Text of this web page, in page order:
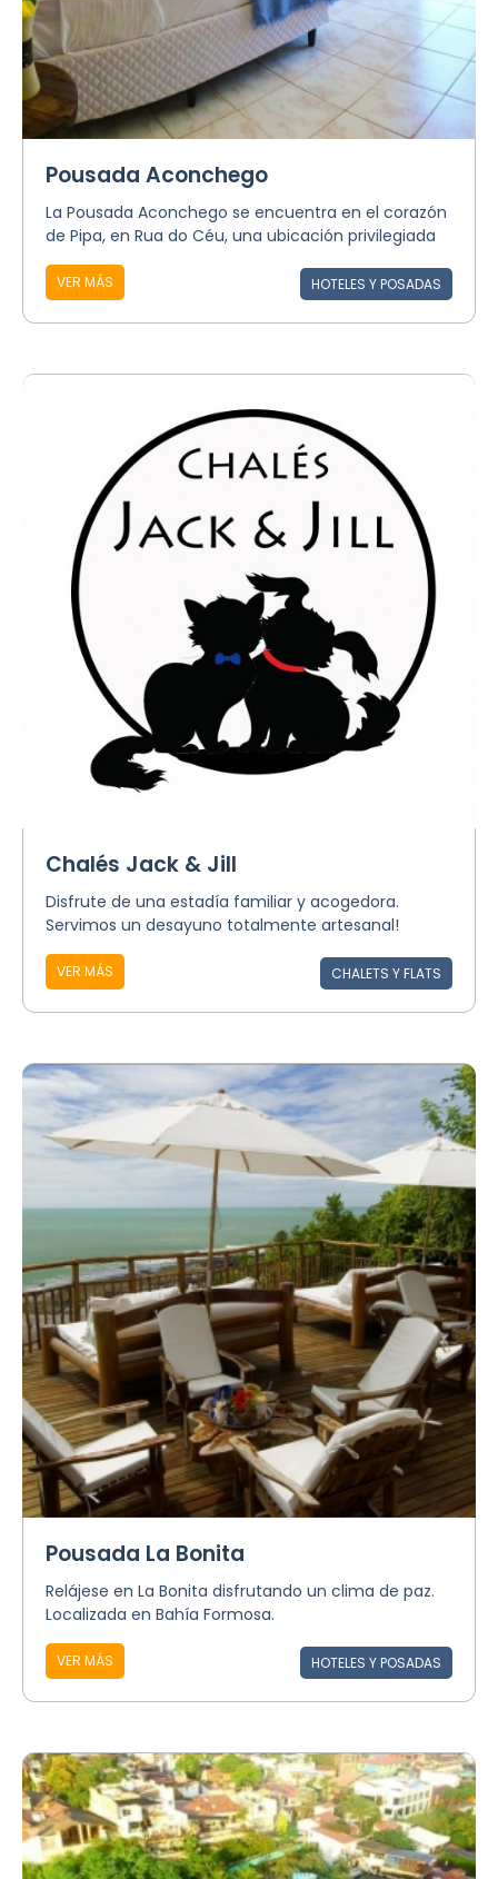
Pousada Aconchego
La Pousada Aconchego se encuentra en el corazón
de Pipa, en Rua do Céu, una ubicación privilegiada
VER MÁS HOTELES Y POSADAS
Chalés Jack & Jill
Disfrute de una estadía familiar y acogedora.
Servimos un desayuno totalmente artesanal!
VER MÁS CHALETS Y FLATS
Pousada La Bonita
Relájese en La Bonita disfrutando un clima de paz.
Localizada en Bahía Formosa.
VER MÁS HOTELES Y POSADAS